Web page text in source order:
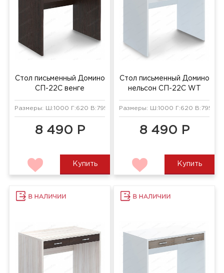
Стол письменный Домино
СП-22С венге
Размеры: Ш:1000 Г:620 В:795 мм
8 490 Р
Купить
Стол письменный Домино
нельсон СП-22С WT
Размеры: Ш:1000 Г:620 В:795 мм
8 490 Р
Купить